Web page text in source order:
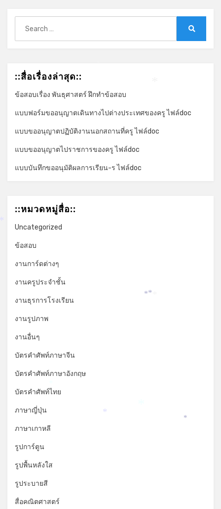
for:
::สื่อเรื่องล่าสุด::
ข้อสอบเรื่อง พันธุศาสตร์ ฝึกทำข้อสอบ
แบบฟอร์มขออนุญาตเดินทางไปต่างประเทศของครู ไฟล์doc
แบบขออนุญาตปฏิบัติงานนอกสถานที่ครู ไฟล์doc
แบบขออนุญาตไปราชการของครู ไฟล์doc
แบบบันทึกขออนุมัติผลการเรียน-ร ไฟล์doc
::หมวดหมู่สื่อ::
Uncategorized
ข้อสอบ
งานการ์ดต่างๆ
งานครูประจำชั้น
งานธุรการโรงเรียน
งานรูปภาพ
งานอื่นๆ
บัตรคำศัพท์ภาษาจีน
บัตรคำศัพท์ภาษาอังกฤษ
บัตรคำศัพท์ไทย
ภาษาญี่ปุ่น
ภาษาเกาหลี
รูปการ์ตูน
รูปพื้นหลังใส
รูประบายสี
สื่อคณิตศาสตร์
*